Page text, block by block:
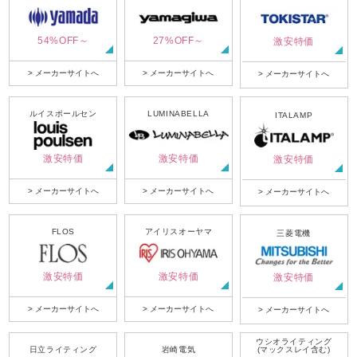
54%OFF～
> メーカーサイトへ
27%OFF～
> メーカーサイトへ
激安特価
> メーカーサイトへ
ルイスポールセン
激安特価
> メーカーサイトへ
LUMINABELLA
激安特価
> メーカーサイトへ
ITALAMP
激安特価
> メーカーサイトへ
FLOS
激安特価
> メーカーサイトへ
アイリスオーヤマ
激安特価
> メーカーサイトへ
三菱電機
激安特価
> メーカーサイトへ
日立ライティング 岩崎電気
ウシオライティング
(マックスレイ含む)